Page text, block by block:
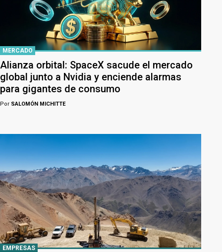
MERCADO
Alianza orbital: SpaceX sacude el mercado
global junto a Nvidia y enciende alarmas
para gigantes de consumo
Por SALOMÓN MICHITTE
EMPRESAS